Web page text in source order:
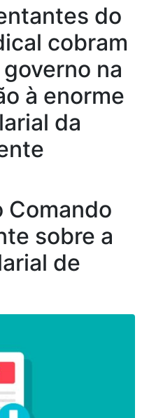
do
cobram
na
à enorme
da
Comando
sobre a
de